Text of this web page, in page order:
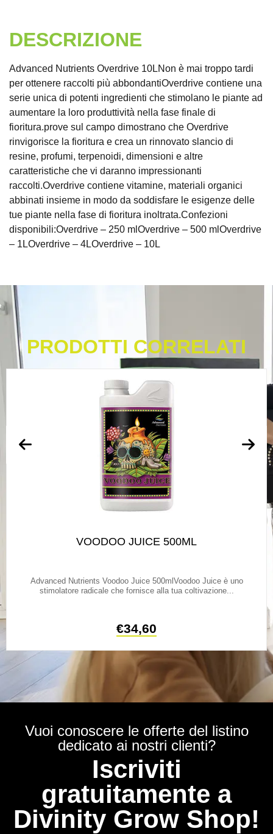
DESCRIZIONE
Advanced Nutrients Overdrive 10LNon è mai troppo tardi
per ottenere raccolti più abbondantiOverdrive contiene una
serie unica di potenti ingredienti che stimolano le piante ad
aumentare la loro produttività nella fase finale di
fioritura.prove sul campo dimostrano che Overdrive
rinvigorisce la fioritura e crea un rinnovato slancio di
resine, profumi, terpenoidi, dimensioni e altre
caratteristiche che vi daranno impressionanti
raccolti.Overdrive contiene vitamine, materiali organici
abbinati insieme in modo da soddisfare le esigenze delle
tue piante nella fase di fioritura inoltrata.Confezioni
disponibili:Overdrive – 250 mlOverdrive – 500 mlOverdrive
– 1LOverdrive – 4LOverdrive – 10L
PRODOTTI CORRELATI
VOODOO JUICE 500ML
Advanced Nutrients Voodoo Juice 500mlVoodoo Juice è uno
stimolatore radicale che fornisce alla tua coltivazione...
€34,60
Vuoi conoscere le offerte del listino
dedicato ai nostri clienti?
Iscriviti
gratuitamente a
Divinity Grow Shop!